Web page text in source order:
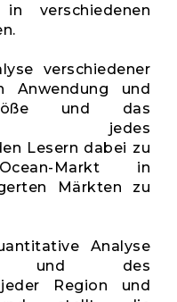
verschiedenen
verschiedener
Anwendung und
und das
jedes
Lesern dabei zu
Markt in
Märkten zu
Analyse
und des
jeder Region und